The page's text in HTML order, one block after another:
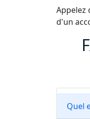
Appelez
d'un
Quel